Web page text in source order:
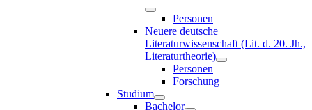
Personen
Neuere deutsche
Literaturwissenschaft (Lit. d. 20. Jh.,
Literaturtheorie)
Personen
Forschung
Studium
Bachelor